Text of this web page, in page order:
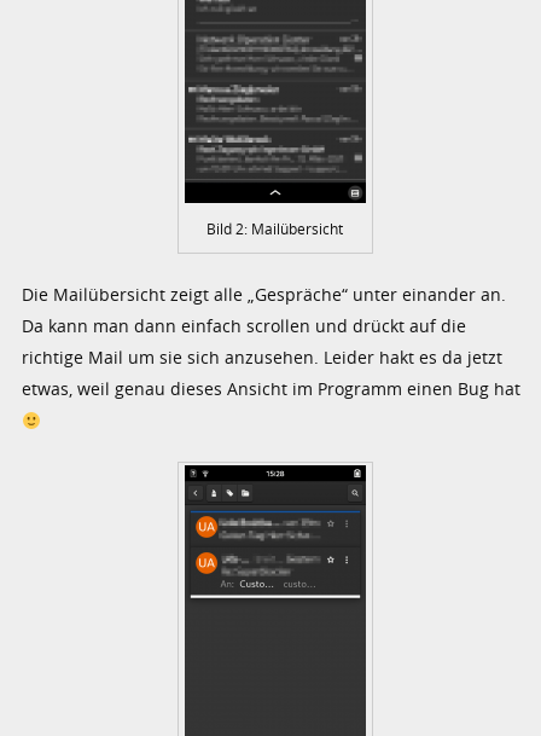
Bild 2: Mailübersicht
Die Mailübersicht zeigt alle „Gespräche“ unter einander an.
Da kann man dann einfach scrollen und drückt auf die
richtige Mail um sie sich anzusehen. Leider hakt es da jetzt
etwas, weil genau dieses Ansicht im Programm einen Bug hat